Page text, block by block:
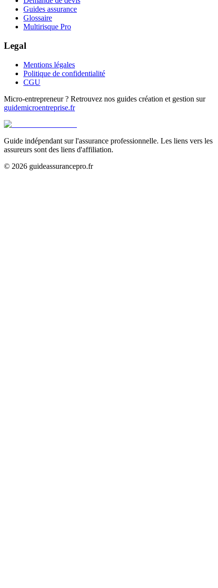
Guides assurance
Glossaire
Multirisque Pro
Legal
Mentions légales
Politique de confidentialité
CGU
Micro-entrepreneur ? Retrouvez nos guides création et gestion sur
guidemicroentreprise.fr
Guide indépendant sur l'assurance professionnelle. Les liens vers les
assureurs sont des liens d'affiliation.
© 2026 guideassurancepro.fr